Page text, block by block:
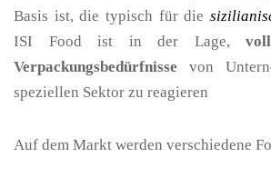
Basis ist, die typisch für die
ISI Food ist in der Lage,
Verpackungsbedürfnisse von
speziellen Sektor zu reagieren
Auf dem Markt werden verschiedene